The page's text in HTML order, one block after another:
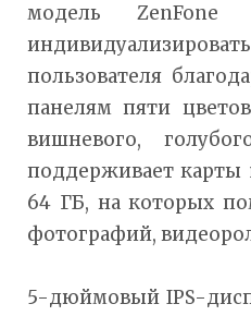
модель
пользователя
панелям пяти
вишневого,
поддерживает
64 ГБ, на которых
фотографий,
5-дюймовый IPS-